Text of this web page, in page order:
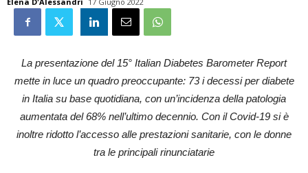
La presentazione del 15° Italian Diabetes Barometer Report
mette in luce un quadro preoccupante: 73 i decessi per diabete
in Italia su base quotidiana, con un’incidenza della patologia
aumentata del 68% nell’ultimo decennio. Con il Covid-19 si è
inoltre ridotto l’accesso alle prestazioni sanitarie, con le donne
tra le principali rinunciatarie